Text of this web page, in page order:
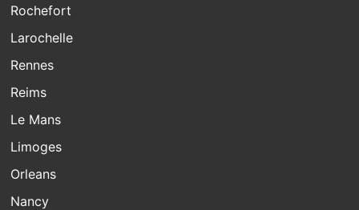
Rochefort
Larochelle
Rennes
Reims
Le Mans
Limoges
Orleans
Nancy